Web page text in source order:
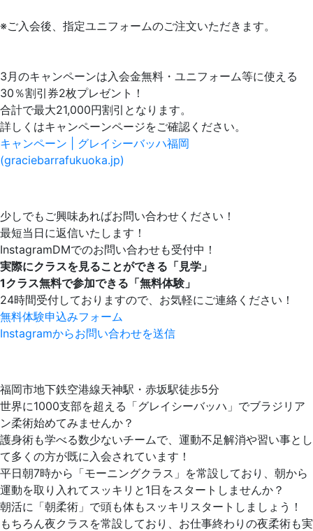
※ご入会後、指定ユニフォームのご注文いただきます。
3月のキャンペーンは入会金無料・ユニフォーム等に使える
30％割引券2枚プレゼント！
合計で最大21,000円割引となります。
詳しくはキャンペーンページをご確認ください。
キャンペーン | グレイシーバッハ福岡
(graciebarrafukuoka.jp)
少しでもご興味あればお問い合わせください！
最短当日に返信いたします！
InstagramDMでのお問い合わせも受付中！
実際にクラスを見ることができる「見学」
1クラス無料で参加できる「無料体験」
24時間受付しておりますので、お気軽にご連絡ください！
無料体験申込みフォーム
Instagramからお問い合わせを送信
福岡市地下鉄空港線天神駅・赤坂駅徒歩5分
世界に1000支部を超える「グレイシーバッハ」でブラジリア
ン柔術始めてみませんか？
護身術も学べる数少ないチームで、運動不足解消や習い事とし
て多くの方が既に入会されています！
平日朝7時から「モーニングクラス」を常設しており、朝から
運動を取り入れてスッキリと1日をスタートしませんか？
朝活に「朝柔術」で頭も体もスッキリスタートしましょう！
もちろん夜クラスを常設しており、お仕事終わりの夜柔術も実